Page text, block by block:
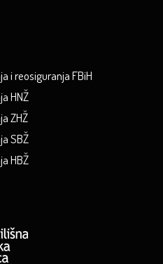
i reosiguranja FBiH
HNŽ
ZHŽ
SBŽ
HBŽ